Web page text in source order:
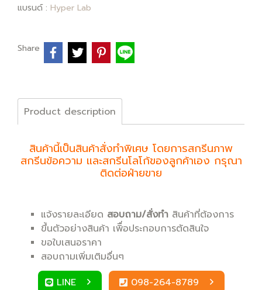
แบรนด์ : Hyper Lab
Share
Product description
สินค้านี้เป็นสินค้าสั่งทำพิเศษ โดยการสกรีนภาพ
สกรีนข้อความ และสกรีนโลโก้ของลูกค้าเอง กรุณา
ติดต่อฝ่ายขาย
แจ้งรายละเอียด สอบถาม/สั่งทำ สินค้าที่ต้องการ
ขึ้นตัวอย่างสินค้า เพิื่อประกอบการตัดสินใจ
ขอใบเสนอราคา
สอบถามเพิ่มเติมอื่นๆ
LINE
098-264-8789